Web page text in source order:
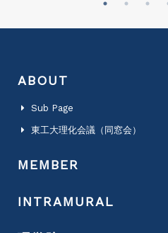
ABOUT
Sub Page
東工大理化会議（同窓会）
MEMBER
INTRAMURAL